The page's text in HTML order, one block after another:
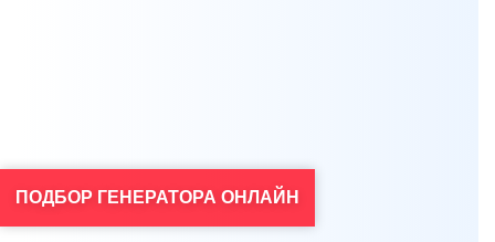
ПОДБОР ГЕНЕРАТОРА ОНЛАЙН